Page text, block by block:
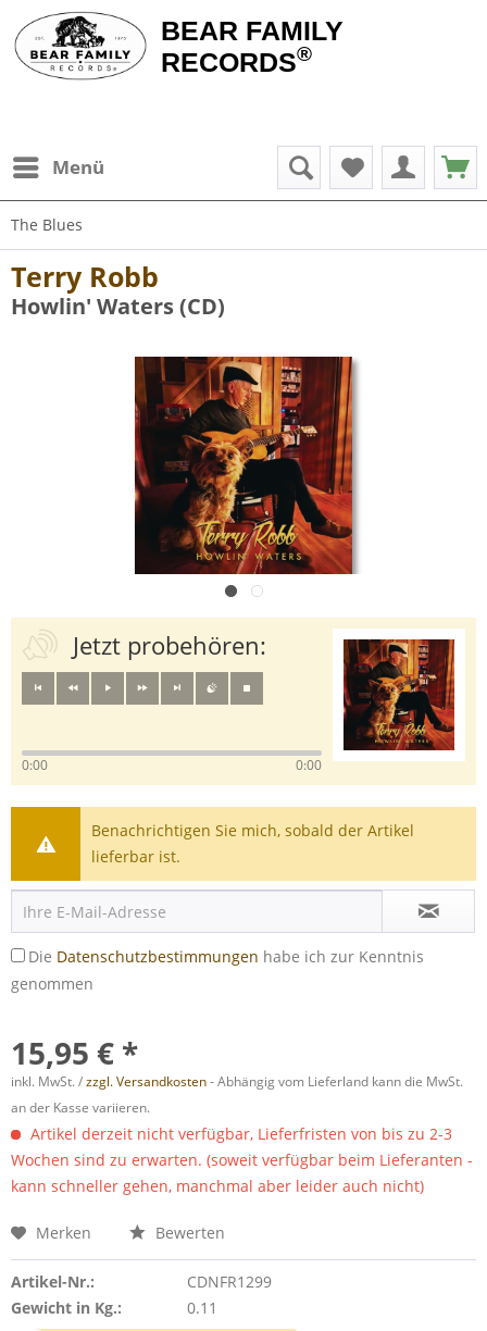
BEAR FAMILY
RECORDS®
Menü
The Blues
Terry Robb
Howlin' Waters (CD)
Jetzt probehören:
0:00 0:00
Benachrichtigen Sie mich, sobald der Artikel
lieferbar ist.
Die Datenschutzbestimmungen habe ich zur Kenntnis
genommen
15,95 € *
inkl. MwSt. /zzgl. Versandkosten- Abhängig vom Lieferland kann die MwSt.
an der Kasse variieren.
Artikel derzeit nicht verfügbar, Lieferfristen von bis zu 2-3
Wochen sind zu erwarten. (soweit verfügbar beim Lieferanten -
kann schneller gehen, manchmal aber leider auch nicht)
Merken Bewerten
Artikel-Nr.:
CDNFR1299
Gewicht in Kg.:
0.11